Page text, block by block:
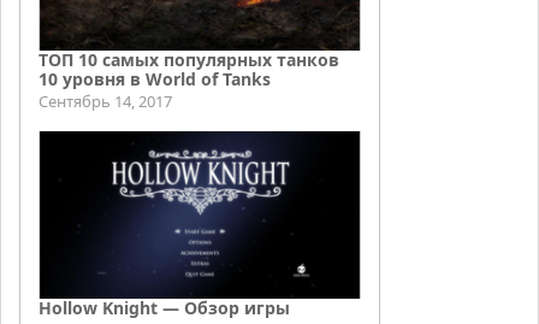
ТОП 10 самых популярных танков
10 уровня в World of Tanks
Сентябрь 14, 2017
Hollow Knight — Обзор игры